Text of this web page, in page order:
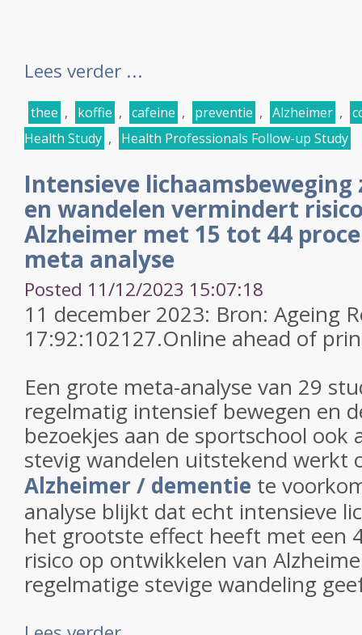
Lees verder ...
thee , koffie , cafeine , preventie , Alzheimer ,
Health Study , Health Professionals Follow-up Study
Intensieve lichaamsbeweging
en wandelen vermindert
Alzheimer met 15 tot 44
meta analyse
Posted 11/12/2023 15:07:18
11 december 2023: Bron: Ageing
17:92:102127.Online ahead of
Een grote meta-analyse van 29
regelmatig intensief bewegen en
bezoekjes aan de sportschool ook
stevig wandelen uitstekend werkt
Alzheimer / dementie te
analyse blijkt dat echt intensieve
het grootste effect heeft met een
risico op ontwikkelen van
regelmatige stevige wandeling